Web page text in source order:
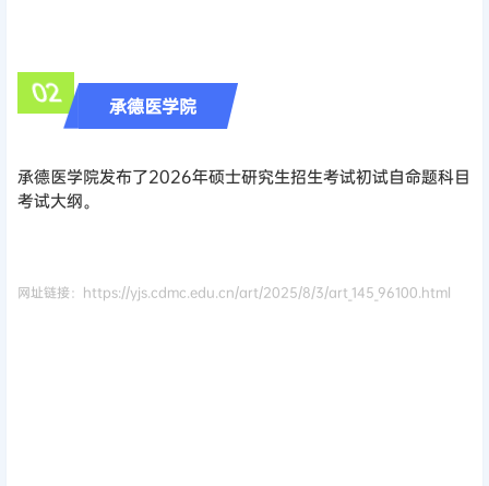
02 承德医学院
承德医学院发布了2026年硕士研究生招生考试初试自命题科目
考试大纲。
网址链接：https://yjs.cdmc.edu.cn/art/2025/8/3/art_145_96100.html